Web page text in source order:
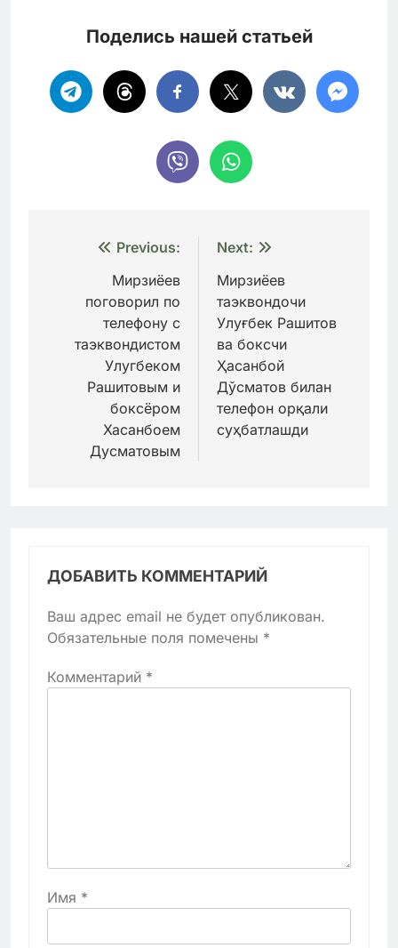
Поделись нашей статьей
Навигация
записям
Previous:
Мирзиёев
поговорил по
телефону с
таэквондистом
Улугбеком
Рашитовым и
боксёром
Хасанбоем
Дусматовым
Next:
Мирзиёев
таэквондочи
Улуғбек Рашитов
ва боксчи
Ҳасанбой
Дўсматов билан
телефон орқали
суҳбатлашди
ДОБАВИТЬ КОММЕНТАРИЙ
Ваш адрес email не будет опубликован.
Обязательные поля помечены *
Комментарий *
Имя *